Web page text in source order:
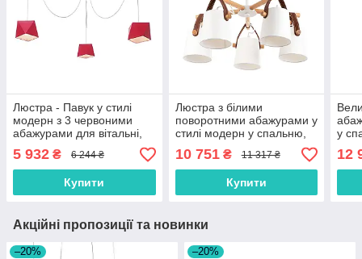
Люстра - Павук у стилі
модерн з 3 червоними
абажурами для вітальні,
холу, спальні
5 932 ₴ 6 244 ₴
Купити
Люстра з білими
поворотними абажурами у
стилі модерн у спальню,
зал, вітальню
10 751₴ 11 317 ₴
Купити
у
12
Акційні пропозиції та новинки
–20% –20%